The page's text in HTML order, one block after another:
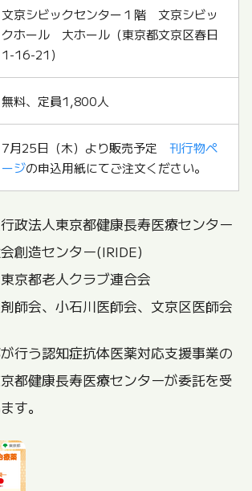
文京シビックセンター１階 文京シビッ
クホール 大ホール（東京都文京区春日
1-16-21）
無料、定員1,800人
7月25日（木）より販売予定 刊行物ペ
ージの申込用紙にてご注文ください。
政法人東京都健康長寿医療センター
創造センター(IRIDE)
京都老人クラブ連合会
師会、小石川医師会、文京区医師会
行う認知症抗体医薬対応支援事業の
都健康長寿医療センターが委託を受
す。